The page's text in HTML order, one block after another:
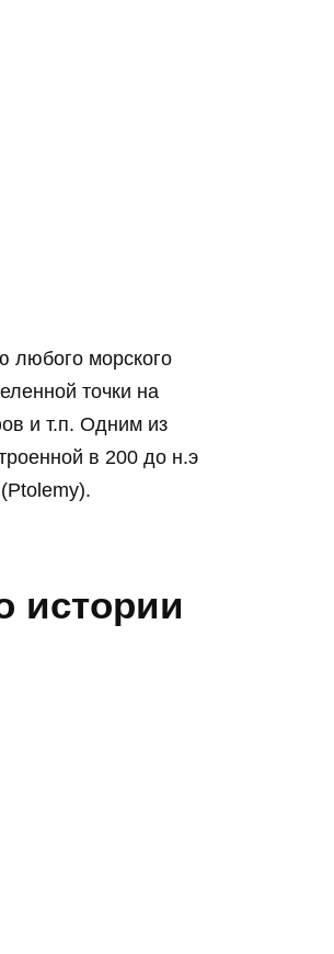
любого морского
точки на
и т.п. Одним из
в 200 до н.э
истории